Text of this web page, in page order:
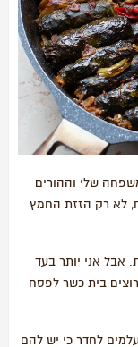
שלי וההורים
לא רק הזזת החמץ
אבל אני יותר בעד
בית כשר לפסח
נעלמים לחדר כי יש להם